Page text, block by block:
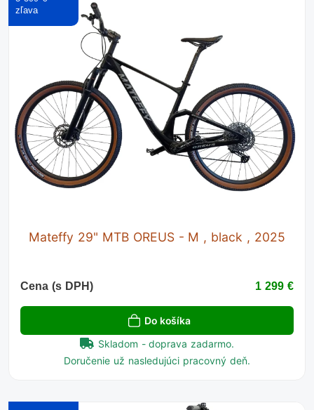
Mateffy 29" MTB OREUS - M , black , 2025
Cena (s DPH) 1 299 €
Do košíka
Skladom - doprava zadarmo.
Doručenie už nasledujúci pracovný deň.